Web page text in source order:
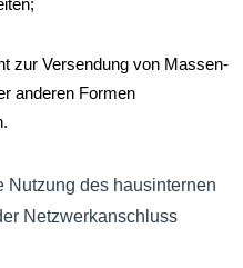
zur Versendung von Massen-
anderen Formen
Nutzung des hausinternen
Netzwerkanschluss